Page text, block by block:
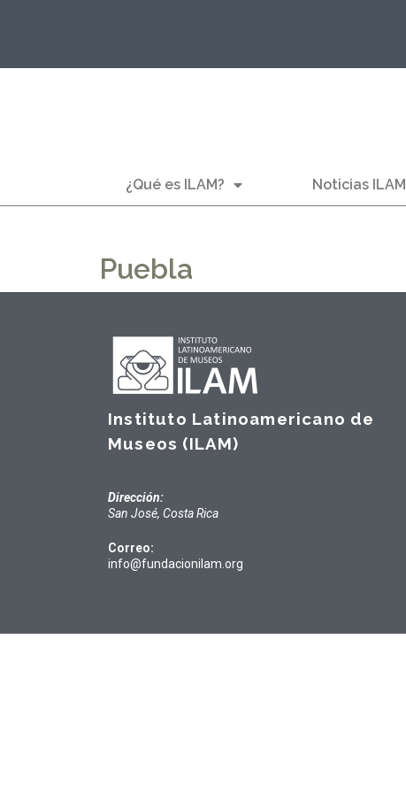
¿Qué es ILAM? Noticias ILAM
Puebla
Instituto Latinoamericano de
Museos (ILAM)
Dirección:
San José, Costa Rica
Correo:
info@fundacionilam.org